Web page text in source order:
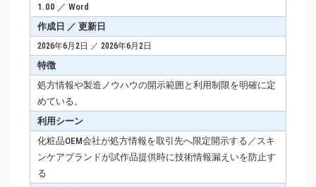
1.00 ／ Word
作成日 ／ 更新日
2026年6月2日 ／ 2026年6月2日
特徴
処方情報や製造ノウハウの開示範囲と利用制限を明確に定
めている。
利用シーン
化粧品OEM会社が処方情報を取引先へ限定開示する／スキ
ンケアブランドが試作品提供時に技術情報漏えいを防止す
る